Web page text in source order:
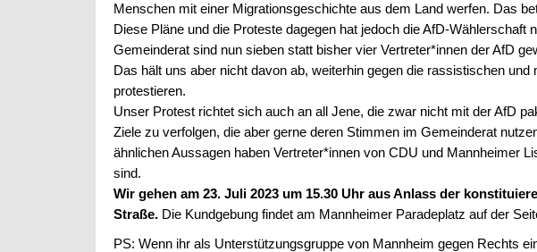
Menschen mit einer Migrationsgeschichte aus dem Land werfen. Das
Diese Pläne und die Proteste dagegen hat jedoch die AfD-Wählerschaft
Gemeinderat sind nun sieben statt bisher vier Vertreter*innen der AfD
Das hält uns aber nicht davon ab, weiterhin gegen die rassistischen
protestieren.
Unser Protest richtet sich auch an all Jene, die zwar nicht mit der AfD
Ziele zu verfolgen, die aber gerne deren Stimmen im Gemeinderat
ähnlichen Aussagen haben Vertreter*innen von CDU und Mannheimer
sind.
Wir gehen am 23. Juli 2023 um 15.30 Uhr aus Anlass der
Straße. Die Kundgebung findet am Mannheimer Paradeplatz auf der
PS: Wenn ihr als Unterstützungsgruppe von Mannheim gegen Rechts